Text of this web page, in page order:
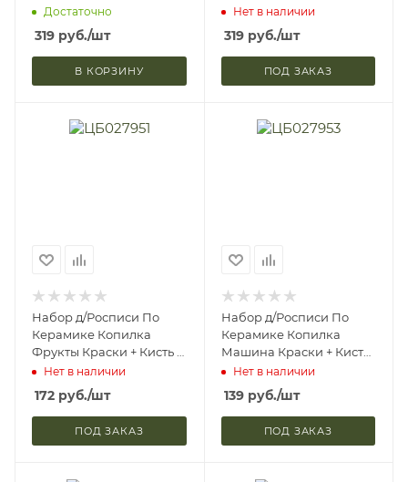
16см Краски + Кисть 6
Дизайнов
Достаточно
319 руб./шт
В КОРЗИНУ
2шт Краски + Кисть 6
Дизайнов
Нет в наличии
319руб./шт
ПОД ЗАКАЗ
Набор д/Росписи По
Керамике Копилка
Фрукты Краски + Кисть 4
Дизайна
Нет в наличии
172 руб./шт
ПОД ЗАКАЗ
Набор д/Росписи По
Керамике Копилка
Машина Краски + Кисть
3 Дизайна
Нет в наличии
139руб./шт
ПОД ЗАКАЗ